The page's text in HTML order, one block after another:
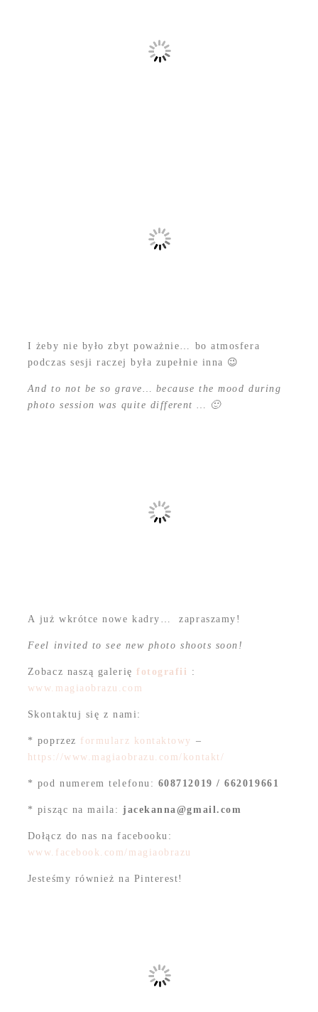
I żeby nie było zbyt poważnie… bo atmosfera
podczas sesji raczej była zupełnie inna 😉
And to not be so grave… because the mood during
photo session was quite different … 🙂
A już wkrótce nowe kadry… zapraszamy!
Feel invited to see new photo shoots soon!
Zobacz naszą galerięfotografii :
www.magiaobrazu.com
Skontaktuj się z nami:
* poprzez formularz kontaktowy –
https://www.magiaobrazu.com/kontakt/
* pod numerem telefonu: 608712019 / 662019661
* pisząc na maila:jacekanna@gmail.com
Dołącz do nas na facebooku:
www.facebook.com/magiaobrazu
Jesteśmy również na Pinterest!